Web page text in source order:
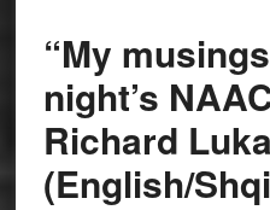
“My
night’s
Richard
(English/